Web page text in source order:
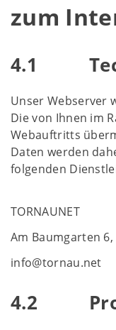
zum
4.1
Unser Webserver
Die von Ihnen im
Webauftritts
Daten werden
folgenden
TORNAUNET
Am Baumgarten
info@tornau.net
4.2